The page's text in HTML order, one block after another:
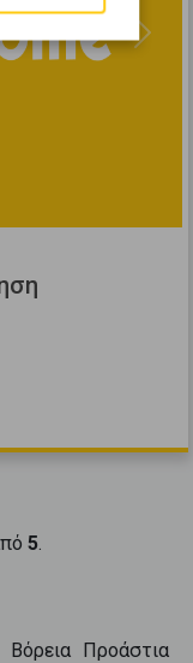
Next
5.
Προάστια